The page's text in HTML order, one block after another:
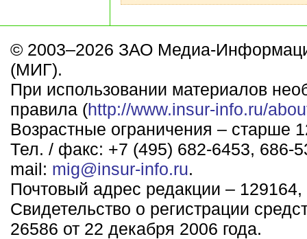
© 2003–2026 ЗАО Медиа-
(МИГ).
При использовании материалов
правила (http://www.insur-info.ru/
Возрастные ограничения – старше
Тел. / факс: +7 (495) 682-6453, 686-
mail: mig@insur-info.ru.
Почтовый адрес редакции –
Свидетельство о регистрации
26586 от 22 декабря 2006 года.